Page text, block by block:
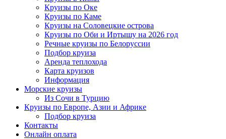
Круизы по Оке
Круизы по Каме
Круизы на Соловецкие острова
Круизы по Оби и Иртышу на 2026 год
Речные круизы по Белоруссии
Подбор круиза
Аренда теплохода
Карта круизов
Информация
Морские круизы
Из Сочи в Турцию
Круизы по Европе, Азии и Африке
Подбор круиза
Контакты
Онлайн оплата